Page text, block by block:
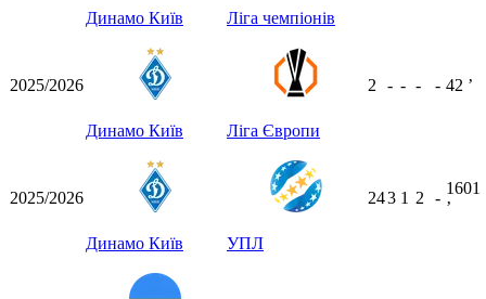
Динамо Київ Ліга чемпіонів
2025/2026
Динамо Київ Ліга Європи
2 - - - - 42 ʼ
2025/2026
Динамо Київ УПЛ
243 1 2 -
1601
ʼ